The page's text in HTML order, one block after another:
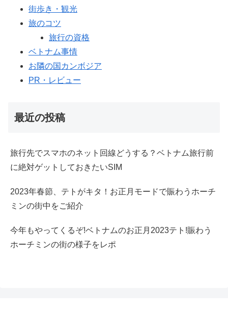
街歩き・観光
旅のコツ
旅行の資格
ベトナム事情
お隣の国カンボジア
PR・レビュー
最近の投稿
旅行先でスマホのネット回線どうする？ベトナム旅行前
に絶対ゲットしておきたいSIM
2023年春節、テトがキタ！お正月モードで賑わうホーチ
ミンの街中をご紹介
今年もやってくるぞ!ベトナムのお正月2023テト!賑わう
ホーチミンの街の様子をレポ